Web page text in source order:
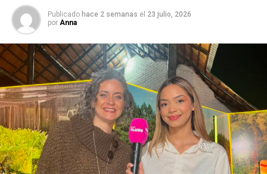
Publicado hace 2 semanas el 23 julio, 2026
por Anna